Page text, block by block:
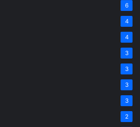
6
4
4
3
3
3
3
2